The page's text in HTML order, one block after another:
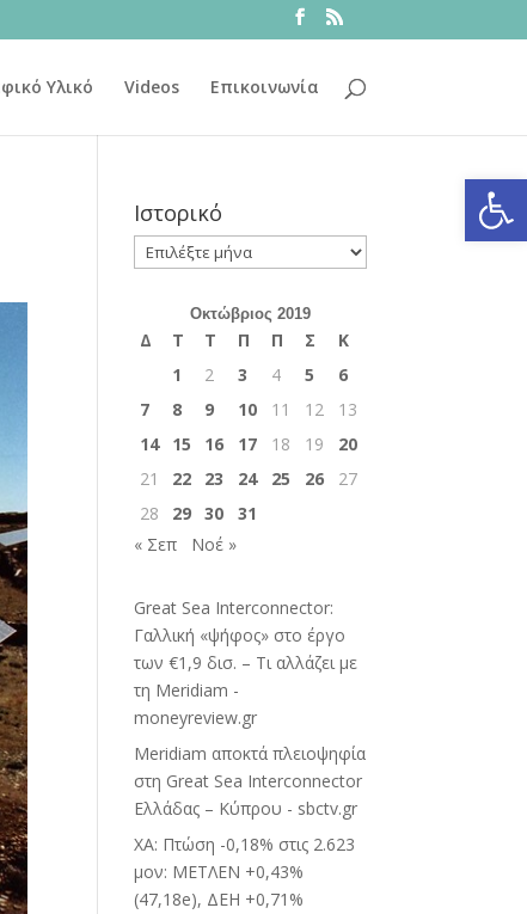
Υλικό Videos Επικοινωνία
Ιστορικό
Ιστορικό
Οκτώβριος 2019
Δ Τ Τ Π Π Σ
Κ
1
2 3 4 5
6
7
8 9 10 11 12
13
14
15 16 17 18 19
20
21
22 23 24 25 26
27
28
29 30
31
« Σεπ
Νοέ »
Great Sea Interconnector:
Γαλλική «ψήφος» στο έργο
των €1,9 δισ. – Τι αλλάζει με
τη Meridiam -
moneyreview.gr
Meridiam αποκτά πλειοψηφία
στη Great Sea Interconnector
Ελλάδας – Κύπρου - sbctv.gr
ΧΑ: Πτώση -0,18% στις 2.623
μον: ΜΕΤΛΕΝ +0,43%
(47,18e), ΔΕΗ +0,71%